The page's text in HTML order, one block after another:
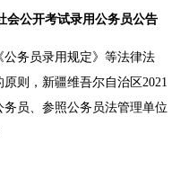
会公开考试录用公务员公告
务员录用规定》等法律法
则，新疆维吾尔自治区2021
员、参照公务员法管理单位